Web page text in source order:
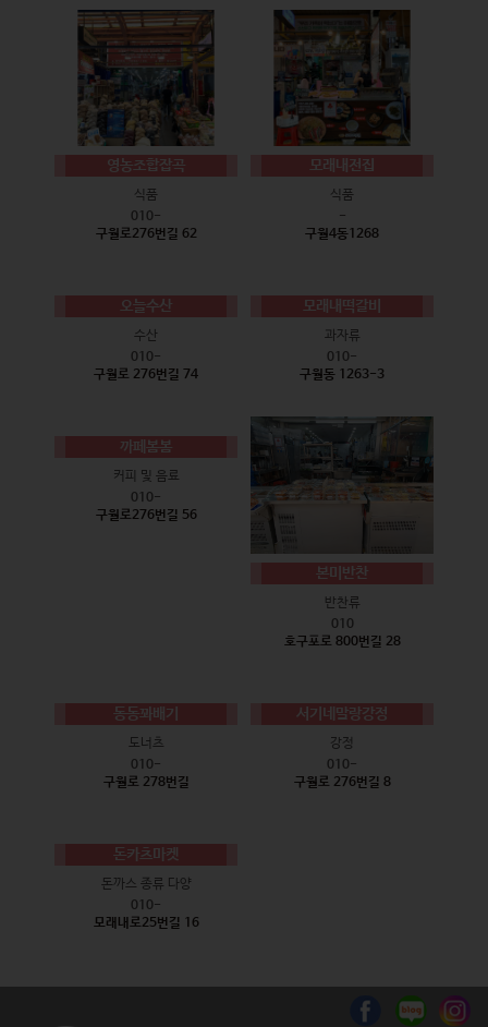
영농조합잡곡
식품
010-
구월로276번길 62
모래내전집
식품
-
구월4동1268
오늘수산
수산
010-
구월로 276번길 74
모래내떡갈비
과자류
010-
구월동 1263-3
까페봄봄
커피 및 음료
010-
구월로276번길 56
본미반찬
반찬류
010
호구포로 800번길 28
동동꽈배기
도너츠
010-
구월로 278번길
서기네말랑강정
강정
010-
구월로 276번길 8
돈카츠마켓
돈까스 종류 다양
010-
모래내로25번길 16